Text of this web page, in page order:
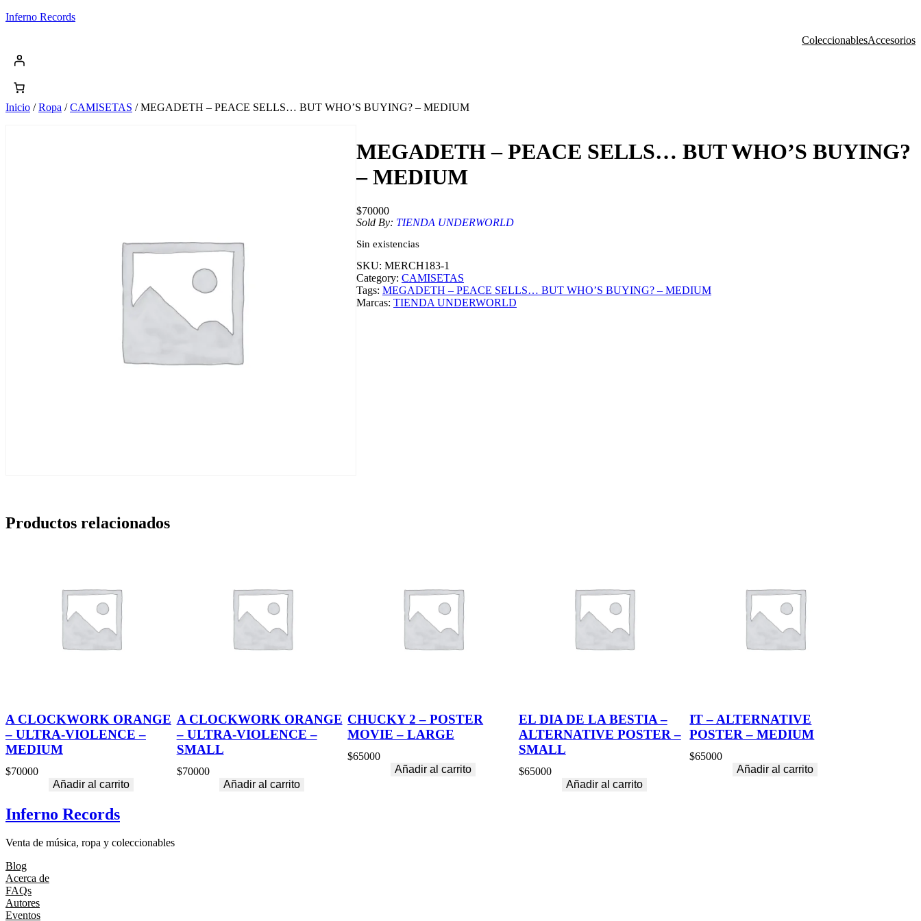
Saltar
Inferno Records
ColeccionablesAccesorios
Inicio /Ropa /CAMISETAS / MEGADETH – PEACE SELLS… BUT WHO’S BUYING? – MEDIUM
MEGADETH – PEACE SELLS… BUT WHO’S BUYING?
– MEDIUM
$70000
Sold By: TIENDA UNDERWORLD
Sin existencias
SKU: MERCH183-1
Category: CAMISETAS
Tags: MEGADETH – PEACE SELLS… BUT WHO’S BUYING? – MEDIUM
Marcas: TIENDA UNDERWORLD
Productos relacionados
A CLOCKWORK ORANGE
– ULTRA-VIOLENCE –
MEDIUM
$70000
Añadir al carrito
A CLOCKWORK ORANGE
– ULTRA-VIOLENCE –
SMALL
$70000
Añadir al carrito
CHUCKY 2 – POSTER
MOVIE – LARGE
$65000
Añadir al carrito
EL DIA DE LA BESTIA –
ALTERNATIVE POSTER –
SMALL
$65000
Añadir al carrito
IT – ALTERNATIVE
POSTER – MEDIUM
$65000
Añadir al carrito
Inferno Records
Venta de música, ropa y coleccionables
Blog
Acerca de
FAQs
Autores
Eventos